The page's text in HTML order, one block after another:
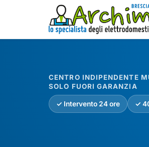
CENTRO INDIPENDENTE
SOLO FUORI GARANZIA
✓ Intervento 24 ore ✓